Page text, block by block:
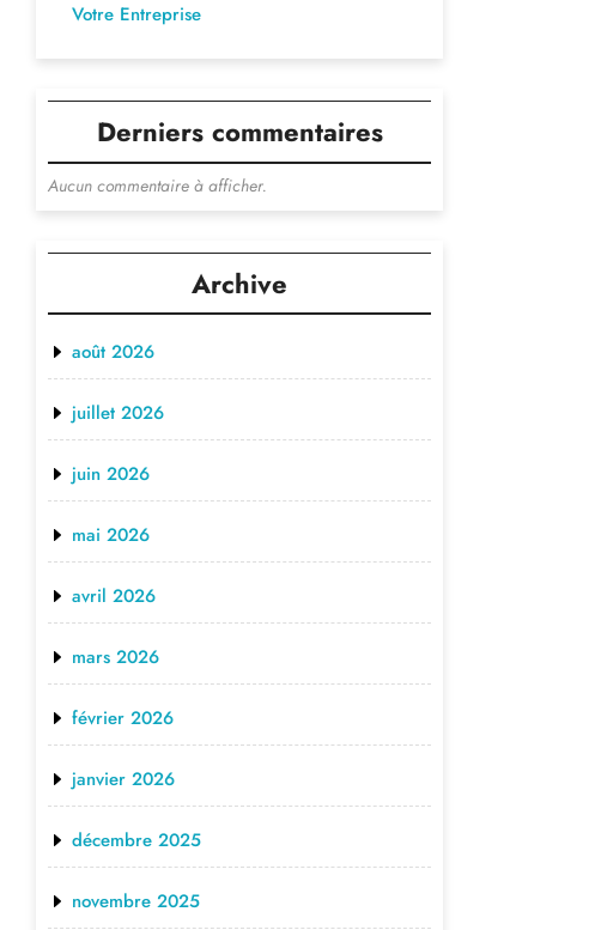
Votre Entreprise
Derniers commentaires
Aucun commentaire à afficher.
Archive
août 2026
juillet 2026
juin 2026
mai 2026
avril 2026
mars 2026
février 2026
janvier 2026
décembre 2025
novembre 2025